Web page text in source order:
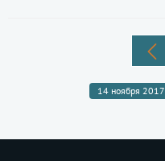
14 ноября 2017